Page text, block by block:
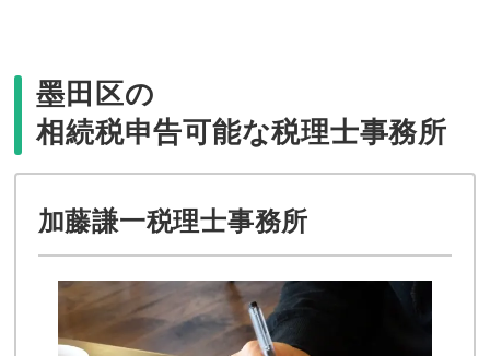
墨田区の
相続税申告可能な税理士事務所
加藤謙一税理士事務所